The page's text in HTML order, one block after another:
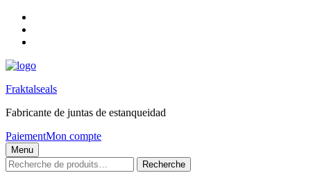
content
footer
Fraktalseals
Fabricante de juntas de estanqueidad
PaiementMon compte
Menu
Recherche
pour :
Recherche